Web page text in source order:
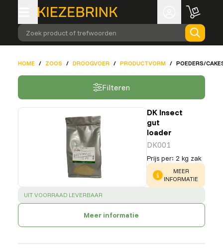
Zoek product of trefwoorden
HOME / ZOOS / DROOGVOER / PRODUCTVORM / POEDERS/
Filteren
DK Insect
gut
loader
DK001
Prijs per: 2 kg zak
WARNING
MEER
INFORMATIE
SUCCESS:
UIT VOORRAAD LEVERBAAR
Meer informatie